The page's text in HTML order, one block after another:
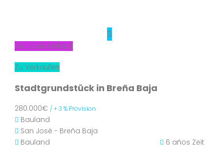
Neu zum Verkauf
Zu Verkaufen
Stadtgrundstück in Breña Baja
280.000€ / + 3 % Provision
Bauland
San José - Breña Baja
Bauland
6 años Zeit